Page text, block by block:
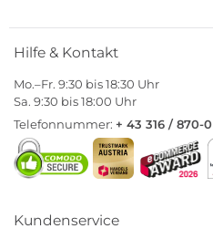
Hilfe & Kontakt
Mo.–Fr. 9:30 bis 18:30 Uhr
Sa. 9:30 bis 18:00 Uhr
Telefonnummer: + 43 316 / 870-0
Kundenservice